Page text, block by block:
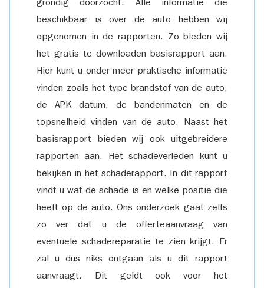
grondig doorzocht. Alle informatie die
beschikbaar is over de auto hebben wij
opgenomen in de rapporten. Zo bieden wij
het gratis te downloaden basisrapport aan.
Hier kunt u onder meer praktische informatie
vinden zoals het type brandstof van de auto,
de APK datum, de bandenmaten en de
topsnelheid vinden van de auto. Naast het
basisrapport bieden wij ook uitgebreidere
rapporten aan. Het schadeverleden kunt u
bekijken in het schaderapport. In dit rapport
vindt u wat de schade is en welke positie die
heeft op de auto. Ons onderzoek gaat zelfs
zo ver dat u de offerteaanvraag van
eventuele schadereparatie te zien krijgt. Er
zal u dus niks ontgaan als u dit rapport
aanvraagt. Dit geldt ook voor het